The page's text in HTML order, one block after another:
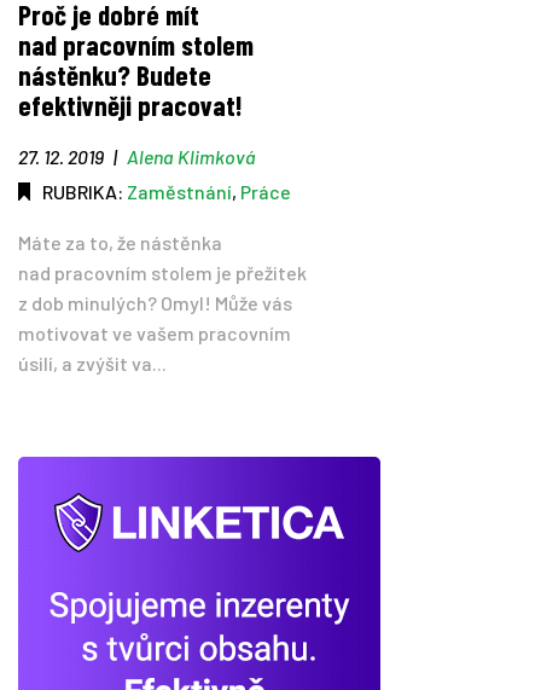
Tipy
Časopis
Soutěže
Proč je dobré mít
nad pracovním stolem
nástěnku? Budete
efektivněji pracovat!
27. 12. 2019 | Alena Klimková
RUBRIKA: Zaměstnání, Práce
Máte za to, že nástěnka
nad pracovním stolem je přežitek
z dob minulých? Omyl! Může vás
motivovat ve vašem pracovním
úsilí, a zvýšit va...